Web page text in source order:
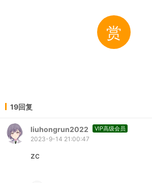
赏
19回复
liuhongrun2022 VIP高级会员
2023-9-14 21:00:47
zc